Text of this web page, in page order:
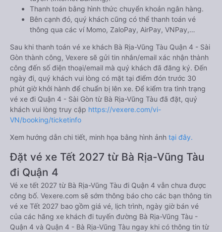
Thanh toán bằng hình thức chuyển khoản ngân hàng.
Bên cạnh đó, quý khách cũng có thể thanh toán vé
thông qua các ví Momo, ZaloPay, AirPay, VNPay,…
Sau khi thanh toán vé xe khách Bà Rịa-Vũng Tàu Quận 4 - Sài
Gòn thành công, Vexere sẽ gửi tin nhắn/email xác nhận thành
công đến số điện thoại/email mà quý khách đã đăng ký. Đến
ngày đi, quý khách vui lòng có mặt tại điểm đón trước 30
phút giờ khởi hành để chuẩn bị lên xe. Để kiểm tra tình trạng
vé xe đi Quận 4 - Sài Gòn từ Bà Rịa-Vũng Tàu đã đặt, quý
khách vui lòng truy cập https://vexere.com/vi-
VN/booking/ticketinfo
Xem hướng dẫn chi tiết, minh họa bằng hình ảnh tại đây.
Đặt vé xe Tết 2027 từ Bà Rịa-Vũng Tàu
đi Quận 4
Vé xe tết 2027 từ Bà Rịa-Vũng Tàu đi Quận 4 vẫn chưa được
công bố. Vexere.com sẽ sớm thông báo cho các bạn thông tin
vé xe Tết 2027 bao gồm giá vé, lịch trình, ngày giờ bán vé
của các hãng xe khách đi tuyến đường Bà Rịa-Vũng Tàu -
Quận 4 và Quận 4 - Bà Rịa-Vũng Tàu ngay khi có thông tin từ